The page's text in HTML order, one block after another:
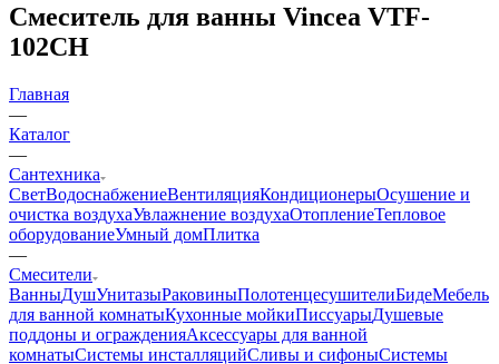
Смеситель для ванны Vincea VTF-
102CH
Главная
—
Каталог
—
Сантехника
СветВодоснабжениеВентиляцияКондиционерыОсушение и
очистка воздухаУвлажнение воздухаОтоплениеТепловое
оборудованиеУмный домПлитка
—
Смесители
ВанныДушУнитазыРаковиныПолотенцесушителиБидеМебель
для ванной комнатыКухонные мойкиПиссуарыДушевые
поддоны и огражденияАксессуары для ванной
комнатыСистемы инсталляцийСливы и сифоныСистемы